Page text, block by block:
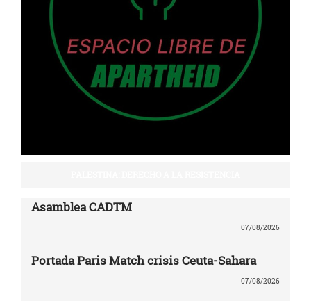
Asamblea CADTM
07/08/2026
Portada Paris Match crisis Ceuta-Sahara
07/08/2026